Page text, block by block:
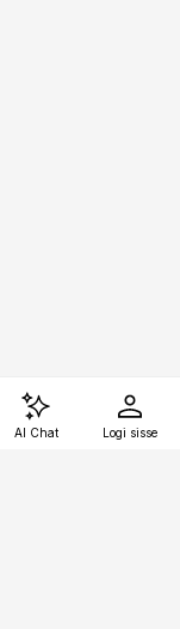
AI Chat Logi sisse